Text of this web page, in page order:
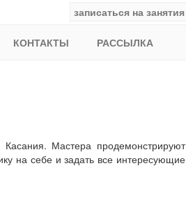
записаться на занятия
КОНТАКТЫ РАССЫЛКА
Мастера продемонстрируют
на себе и задать все интересующие